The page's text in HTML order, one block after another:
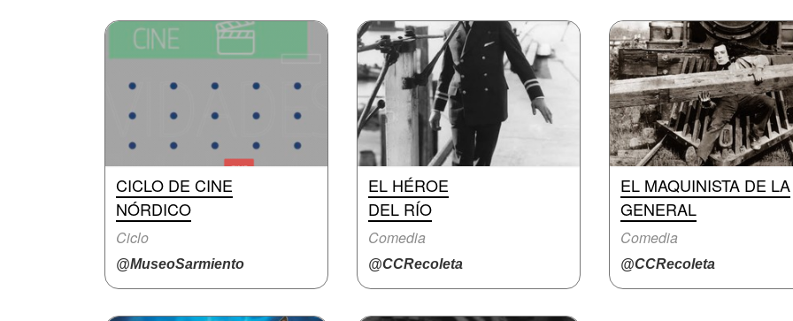
CICLO DE CINE
NÓRDICO
Ciclo
@MuseoSarmiento
EL HÉROE
DEL RÍO
Comedia
@CCRecoleta
EL MAQUINISTA DE LA
GENERAL
Comedia
@CCRecoleta